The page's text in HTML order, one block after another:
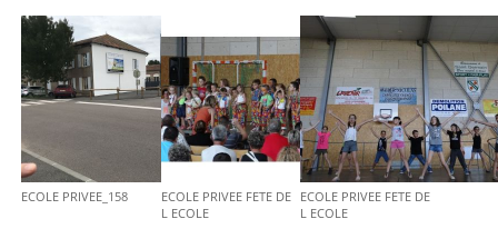
ECOLE PRIVEE_158
ECOLE PRIVEE FETE DE
L ECOLE
ECOLE PRIVEE FETE DE
L ECOLE